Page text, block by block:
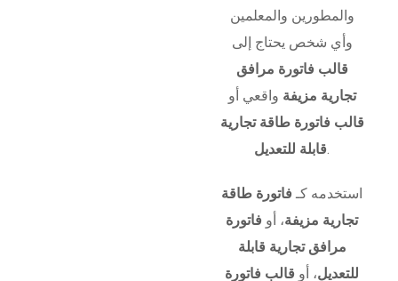
والمطورين والمعلمين
وأي شخص يحتاج إلى
قالب فاتورة مرافق
تجارية مزيفة واقعي أو
قالب فاتورة طاقة تجارية
قابلة للتعديل.
استخدمه كـ فاتورة طاقة
تجارية مزيفة، أو فاتورة
مرافق تجارية قابلة
للتعديل، أو قالب فاتورة